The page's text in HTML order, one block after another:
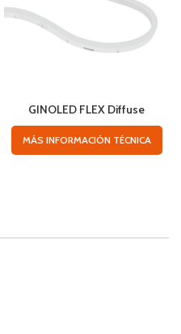
GINOLED FLEX Diffuse
MÁS INFORMACIÓN TÉCNICA